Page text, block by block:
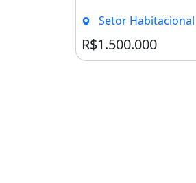
Setor Habitacional Tororo,
R$1.500.000